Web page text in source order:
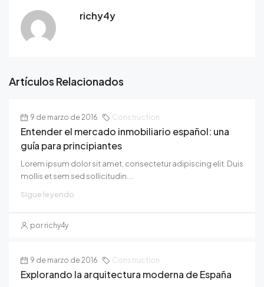
richy4y
Artículos Relacionados
9 de marzo de 2016 Construction
Entender el mercado inmobiliario español: una
guía para principiantes
Lorem ipsum dolor sit amet, consectetur adipiscing elit. Duis
mollis et sem sed sollicitudin....
Sigue leyendo
por richy4y
9 de marzo de 2016 Construction
Explorando la arquitectura moderna de España